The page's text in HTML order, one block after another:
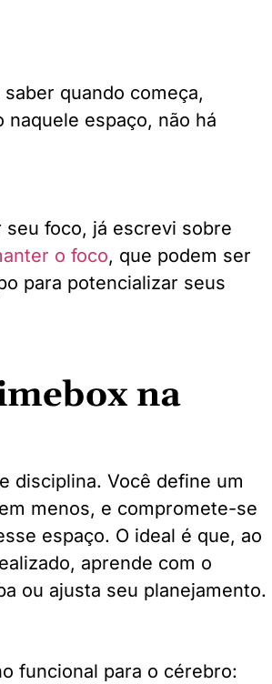
quando começa,
espaço, não há
foco, já escrevi sobre
o foco, que podem ser
para potencializar seus
na
disciplina. Você define um
menos, e compromete-se
espaço. O ideal é que, ao
aprende com o
ou ajusta seu planejamento.
funcional para o cérebro: